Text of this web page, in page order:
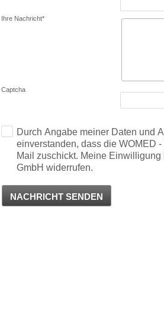
Ihre Nachricht*
Captcha
Durch Angabe meiner Daten und
einverstanden, dass die WOMED
Mail zuschickt. Meine
GmbH widerrufen.
NACHRICHT SENDEN